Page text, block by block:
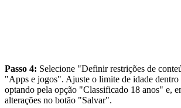
Passo 4: Selecione "Definir restrições de
"Apps e jogos". Ajuste o limite de idade dentro
optando pela opção "Classificado 18 anos" e,
alterações no botão "Salvar".